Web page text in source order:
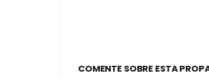
COMENTE SOBRE ESTA